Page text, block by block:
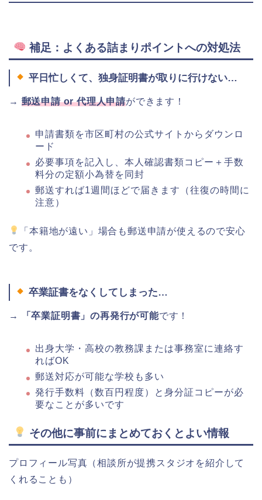
補足：よくある詰まりポイントへの対処法
平日忙しくて、独身証明書が取りに行けない…
→ 郵送申請 or 代理人申請ができます！
申請書類を市区町村の公式サイトからダウンロ
ード
必要事項を記入し、本人確認書類コピー＋手数
料分の定額小為替を同封
郵送すれば1週間ほどで届きます（往復の時間に
注意）
「本籍地が遠い」場合も郵送申請が使えるので安心
です。
卒業証書をなくしてしまった…
→ 「卒業証明書」の再発行が可能です！
出身大学・高校の教務課または事務室に連絡す
ればOK
郵送対応が可能な学校も多い
発行手数料（数百円程度）と身分証コピーが必
要なことが多いです
その他に事前にまとめておくとよい情報
プロフィール写真（相談所が提携スタジオを紹介して
くれることも）